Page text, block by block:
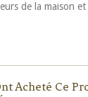
de la maison
Acheté Ce